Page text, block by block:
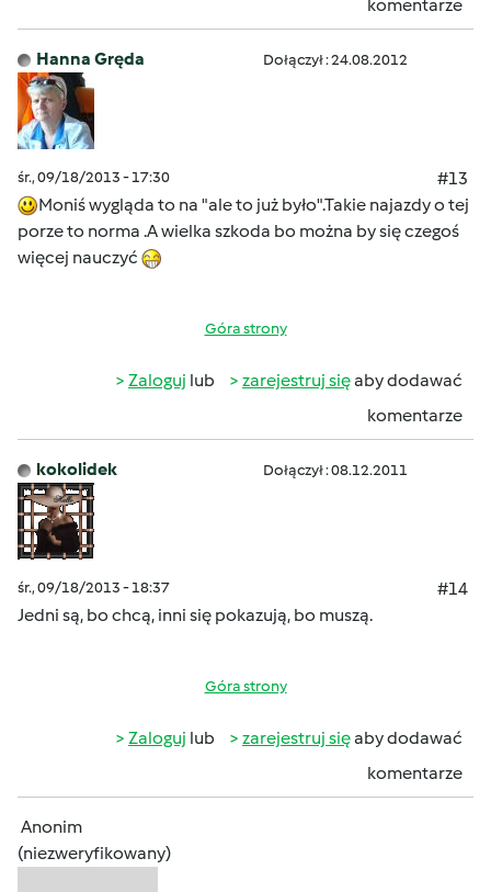
komentarze
Hanna Gręda Dołączył : 24.08.2012
śr., 09/18/2013 - 17:30
#13
Moniś wygląda to na "ale to już było".Takie najazdy o tej
porze to norma .A wielka szkoda bo można by się czegoś
więcej nauczyć
Góra strony
Zaloguj lub zarejestruj sięaby dodawać
komentarze
kokolidek Dołączył : 08.12.2011
śr., 09/18/2013 - 18:37
#14
Jedni są, bo chcą, inni się pokazują, bo muszą.
Góra strony
Zaloguj lub zarejestruj sięaby dodawać
komentarze
Anonim
(niezweryfikowany)